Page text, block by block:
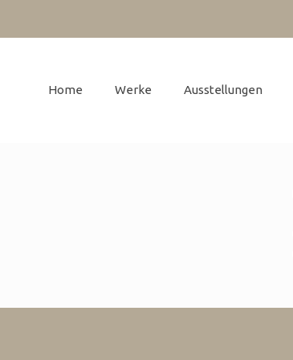
Home Werke Ausstellungen